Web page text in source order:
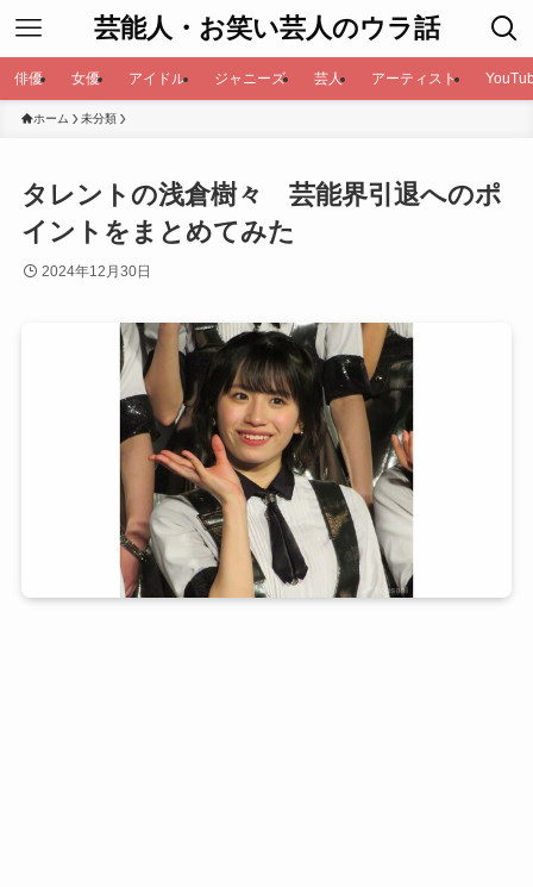
芸能人・お笑い芸人のウラ話
俳優 女優 アイドル ジャニーズ 芸人 アーティスト
ホーム 未分類
タレントの浅倉樹々 芸能界引退へのポ
イントをまとめてみた
2024年12月30日